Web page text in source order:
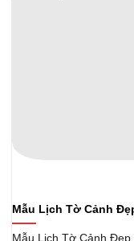
Mẫu Lịch Tờ Cảnh
Mẫu Lịch Tờ Cảnh Đẹp